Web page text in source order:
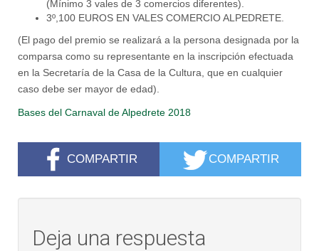
(Mínimo 3 vales de 3 comercios diferentes).
3º,100 EUROS EN VALES COMERCIO ALPEDRETE.
(El pago del premio se realizará a la persona designada por la
comparsa como su representante en la inscripción efectuada
en la Secretaría de la Casa de la Cultura, que en cualquier
caso debe ser mayor de edad).
Bases del Carnaval de Alpedrete 2018
COMPARTIR COMPARTIR
Deja una respuesta